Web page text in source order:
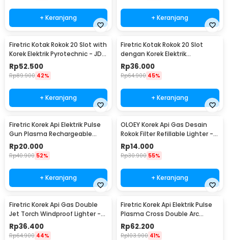
+ Keranjang + Keranjang
Firetric Kotak Rokok 20 Slot with
Korek Elektrik Pyrotechnic - JD-
YH051
Rp52.500
Rp89.900 42%
+ Keranjang
Firetric Kotak Rokok 20 Slot
dengan Korek Elektrik
Pyrotechnic - HD-KS-A6
Rp36.000
Rp64.900 45%
+ Keranjang
Firetric Korek Api Elektrik Pulse
Gun Plasma Rechargeable
Lighter - MSDS
Rp20.000
Rp40.900 52%
+ Keranjang
OLOEY Korek Api Gas Desain
Rokok Filter Refillable Lighter -
XM19
Rp14.000
Rp30.900 55%
+ Keranjang
Firetric Korek Api Gas Double
Jet Torch Windproof Lighter -
PL-139
Rp36.400
Rp64.900 44%
Firetric Korek Api Elektrik Pulse
Plasma Cross Double Arc
Lighter - JL613-FD
Rp62.200
Rp103.900 41%